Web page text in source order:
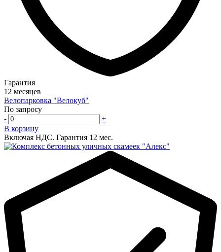
Гарантия
12 месяцев
Велопарковка "Велокуб"
По запросу
-
+
В корзину
Включая НДС. Гарантия 12 мес.